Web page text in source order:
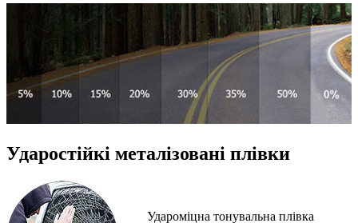
Ударостійкі металізовані плівки
Удароміцна тонувальна плівка